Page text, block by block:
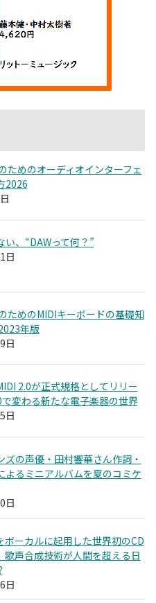
ためのオーディオインターフェ
2026
い、“DAWって何？”
日
ためのMIDIキーボードの基礎知
年版
日
2.0が正式規格としてリリー
変わる新たな電子楽器の世界
日
ズの声優・田村響華さん作詞・
よるミニアルバムを夏のコミケ
日
ボーカルに起用した世界初のCD
歌声合成技術が人間を超える日
日